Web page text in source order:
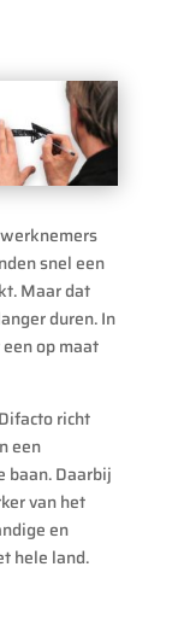
snel een
Maar dat
duren. In
op maat
richt
een
baan. Daarbij
van het
en
hele land.